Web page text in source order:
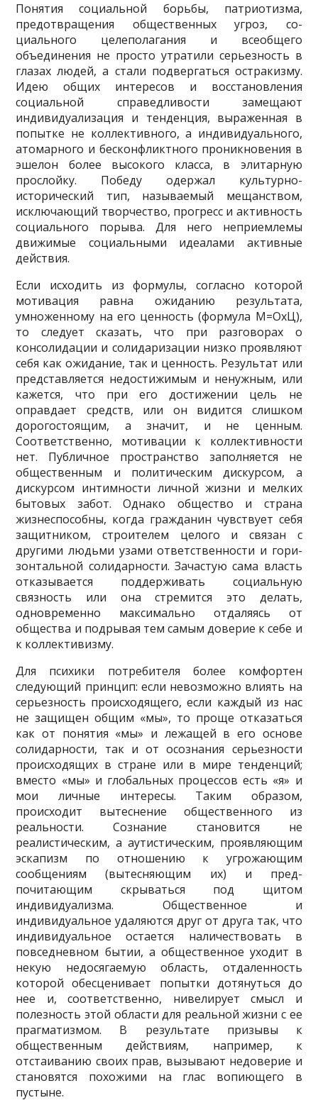
Понятия социальной борьбы, патриотизма,
предотвращения общественных угроз, со­
циального целеполагания и всеобщего
объединения не просто утратили серьезность в
глазах людей, а стали подвергаться остракизму.
Идею общих интересов и восстановления
социаль­ной справедливости замещают
индивидуализация и тенденция, выраженная в
попытке не коллективного, а индивидуального,
атомарного и бесконфликтного проникновения в
эшелон более высокого класса, в элитарную
прослойку. Победу одержал культурно-
исторический тип, называемый мещанством,
исключающий творчество, прогресс и активность
социально­го порыва. Для него неприемлемы
движимые социальными идеалами активные
действия.
Если исходить из формулы, согласно которой
мотивация равна ожиданию результата,
умноженному на его ценность (формула М=ОхЦ),
то следует сказать, что при разговорах о
консолидации и солидаризации низко проявляют
себя как ожидание, так и ценность. Резуль­тат или
представляется недостижимым и ненужным, или
кажется, что при его достижении цель не
оправдает средств, или он видится слишком
дорогостоящим, а значит, и не ценным.
Соответственно, мотивации к коллективности
нет. Публичное пространство заполняется не
общественным и политическим дискурсом, а
дискурсом интимности личной жизни и мелких
бытовых забот. Однако общество и страна
жизнеспособны, когда гражданин чувствует себя
защитником, строителем целого и связан с
другими людьми узами ответственности и гори­
зонтальной солидарности. Зачастую сама власть
отказывается поддерживать социальную
связность или она стремится это делать,
одновременно максимально отдаляясь от
общества и подрывая тем самым доверие к себе и
к коллективизму.
Для психики потребителя более комфортен
следующий принцип: если невозможно влиять на
серьезность происходящего, если каждый из нас
не защищен общим «мы», то проще отказаться
как от понятия «мы» и лежащей в его основе
солидарности, так и от осо­знания серьезности
происходящих в стране или в мире тенденций;
вместо «мы» и глобаль­ных процессов есть «я» и
мои личные интересы. Таким образом,
происходит вытеснение об­щественного из
реальности. Сознание становится не
реалистическим, а аутистическим, про­являющим
эскапизм по отношению к угрожающим
сообщениям (вытесняющим их) и пред­
почитающим скрываться под щитом
индивидуализма. Общественное и
индивидуальное уда­ляются друг от друга так, что
индивидуальное остается наличествовать в
повседневном бы­тии, а общественное уходит в
некую недосягаемую область, отдаленность
которой обесцени­вает попытки дотянуться до
нее и, соответственно, нивелирует смысл и
полезность этой об­ласти для реальной жизни с ее
прагматизмом. В результате призывы к
общественным дей­ствиям, например, к
отстаиванию своих прав, вызывают недоверие и
становятся похожими на глас вопиющего в
пустыне.